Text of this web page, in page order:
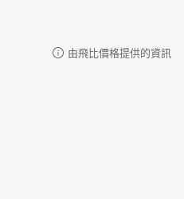
由飛比價格提供的資訊